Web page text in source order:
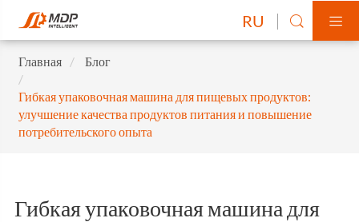
RU  
Главная Блог
Гибкая упаковочная машина для пищевых продуктов:
улучшение качества продуктов питания и повышение
потребительского опыта
Гибкая упаковочная машина для